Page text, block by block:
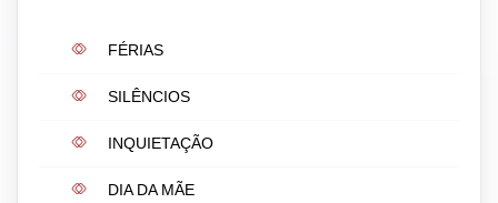
FÉRIAS
SILÊNCIOS
INQUIETAÇÃO
DIA DA MÃE